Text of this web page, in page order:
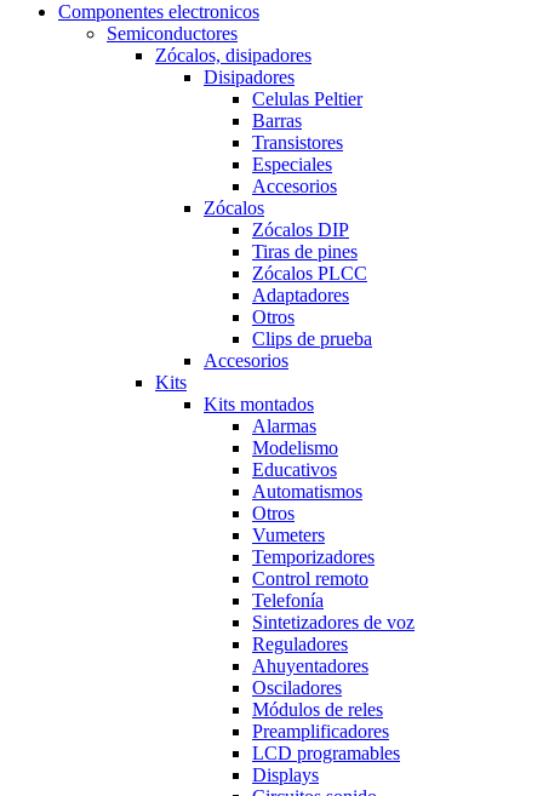
Componentes electronicos
Semiconductores
Zócalos, disipadores
Disipadores
Celulas Peltier
Barras
Transistores
Especiales
Accesorios
Zócalos
Zócalos DIP
Tiras de pines
Zócalos PLCC
Adaptadores
Otros
Clips de prueba
Accesorios
Kits
Kits montados
Alarmas
Modelismo
Educativos
Automatismos
Otros
Vumeters
Temporizadores
Control remoto
Telefonía
Sintetizadores de voz
Reguladores
Ahuyentadores
Osciladores
Módulos de reles
Preamplificadores
LCD programables
Displays